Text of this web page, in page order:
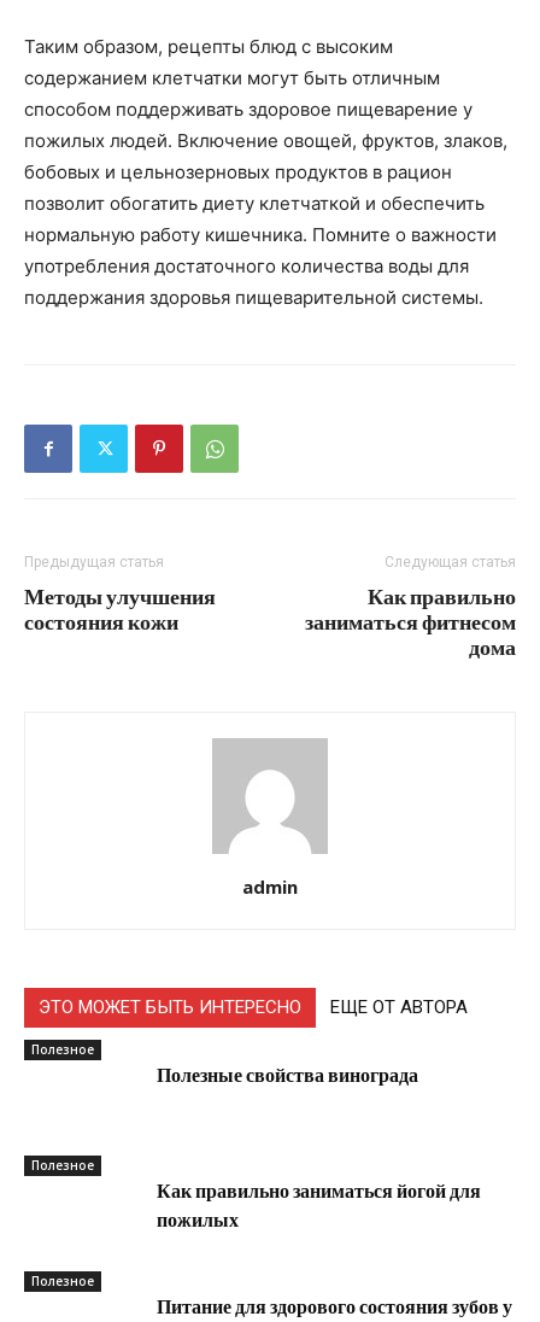
Таким образом, рецепты блюд с высоким
содержанием клетчатки могут быть отличным
способом поддерживать здоровое пищеварение у
пожилых людей. Включение овощей, фруктов, злаков,
бобовых и цельнозерновых продуктов в рацион
позволит обогатить диету клетчаткой и обеспечить
нормальную работу кишечника. Помните о важности
употребления достаточного количества воды для
поддержания здоровья пищеварительной системы.
Предыдущая статья
Методы улучшения
состояния кожи
Следующая статья
Как правильно
заниматься фитнесом
дома
admin
ЭТО МОЖЕТ БЫТЬ ИНТЕРЕСНО ЕЩЕ ОТ АВТОРА
Полезное
Полезные свойства винограда
Полезное
Как правильно заниматься йогой для
пожилых
Полезное
Питание для здорового состояния зубов у